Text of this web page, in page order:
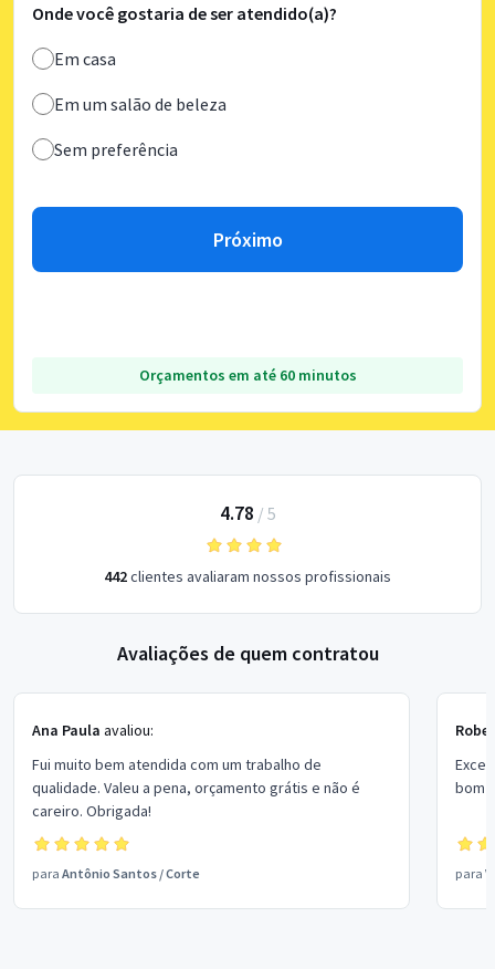
Onde você gostaria de ser atendido(a)?
Em casa
Em um salão de beleza
Sem preferência
Próximo
Orçamentos em até 60 minutos
4.78 / 5
442clientes avaliaram nossos profissionais
Avaliações de quem contratou
Ana Paula avaliou:
Fui muito bem atendida com um trabalho de
qualidade. Valeu a pena, orçamento grátis e não é
careiro. Obrigada!
para Antônio Santos /Corte
bom
para